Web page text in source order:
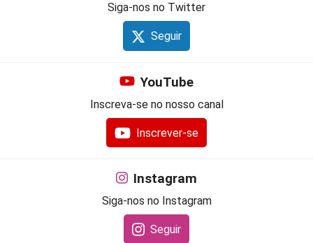
Siga-nos no Twitter
Seguir
YouTube
Inscreva-se no nosso canal
Inscrever-se
Instagram
Siga-nos no Instagram
Seguir